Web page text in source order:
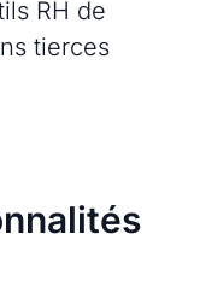
RH de
tierces